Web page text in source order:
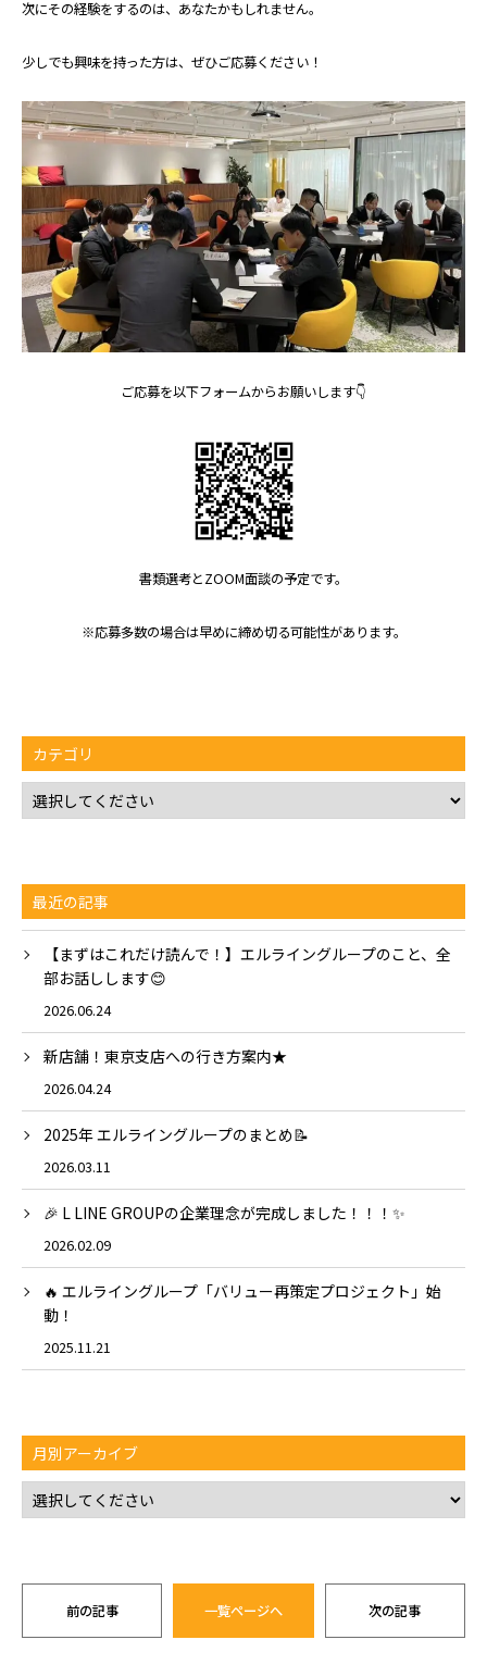
次にその経験をするのは、あなたかもしれません。
少しでも興味を持った方は、ぜひご応募ください！
ご応募を以下フォームからお願いします👇
書類選考とZOOM面談の予定です。
※応募多数の場合は早めに締め切る可能性があります。
カテゴリ
最近の記事
【まずはこれだけ読んで！】エルライングループのこと、全
部お話しします😊
2026.06.24
新店舗！東京支店への行き方案内★
2026.04.24
2025年 エルライングループのまとめ📝
2026.03.11
🎉 L LINE GROUPの企業理念が完成しました！！！✨
2026.02.09
🔥 エルライングループ「バリュー再策定プロジェクト」始
動！
2025.11.21
月別アーカイブ
前の記事 一覧ページへ 次の記事